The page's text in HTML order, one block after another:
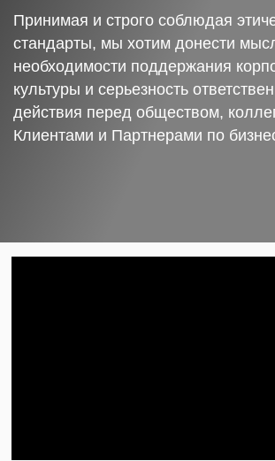
Принимая и строго соблюдая
стандарты, мы хотим донести
необходимости поддержания
культуры и серьезность
действия перед обществом,
Клиентами и Партнерами по